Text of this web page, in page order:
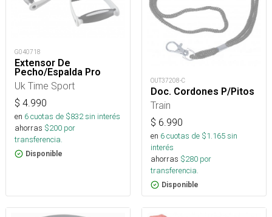
G040718
Extensor De
Pecho/Espalda Pro
Uk Time Sport
$ 4.990
en 6cuotas de $832sin interés
ahorras $200 por
transferencia.
Disponible
OUT37208-C
Doc. Cordones P/Pitos
Train
$ 6.990
en 6cuotas de $1.165sin
interés
ahorras $280 por
transferencia.
Disponible